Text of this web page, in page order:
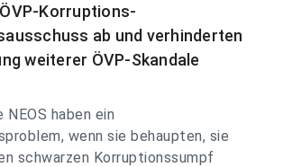
Korruptions-
ab und verhinderten
weiterer ÖVP-Skandale
NEOS haben ein
wenn sie behaupten, sie
schwarzen Korruptionssumpf